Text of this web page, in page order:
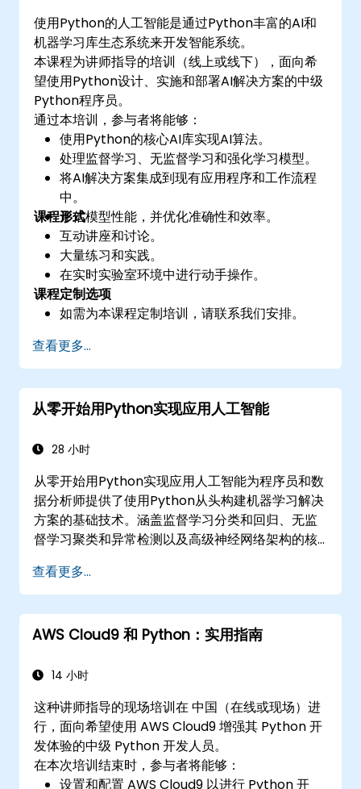
使用Python的人工智能是通过Python丰富的AI和
机器学习库生态系统来开发智能系统。
本课程为讲师指导的培训（线上或线下），面向希
望使用Python设计、实施和部署AI解决方案的中级
Python程序员。
通过本培训，参与者将能够：
使用Python的核心AI库实现AI算法。
处理监督学习、无监督学习和强化学习模型。
将AI解决方案集成到现有应用程序和工作流程
中。
评估模型性能，并优化准确性和效率。
课程形式
互动讲座和讨论。
大量练习和实践。
在实时实验室环境中进行动手操作。
课程定制选项
如需为本课程定制培训，请联系我们安排。
查看更多...
从零开始用Python实现应用人工智能
28 小时
从零开始用Python实现应用人工智能为程序员和数
据分析师提供了使用Python从头构建机器学习解决
方案的基础技术。涵盖监督学习分类和回归、无监
督学习聚类和异常检测以及高级神经网络架构的核
MLlib和Jupyter笔记本进行实践AI开发的成熟方
法。帮助专业人员实现实用的ML模型，评估算法局
限性，并完成解决实际问题的应用项目。
查看更多...
AWS Cloud9 和 Python：实用指南
14 小时
这种讲师指导的现场培训在 中国（在线或现场）进
行，面向希望使用 AWS Cloud9 增强其 Python 开
发体验的中级 Python 开发人员。
在本次培训结束时，参与者将能够：
设置和配置 AWS Cloud9 以进行 Python 开